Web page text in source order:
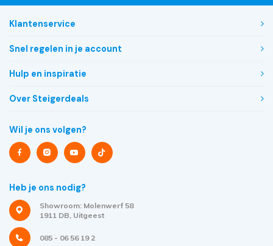
Klantenservice
Snel regelen in je account
Hulp en inspiratie
Over Steigerdeals
Wil je ons volgen?
Heb je ons nodig?
Showroom: Molenwerf 58
1911 DB, Uitgeest
085 - 06 56 19 2